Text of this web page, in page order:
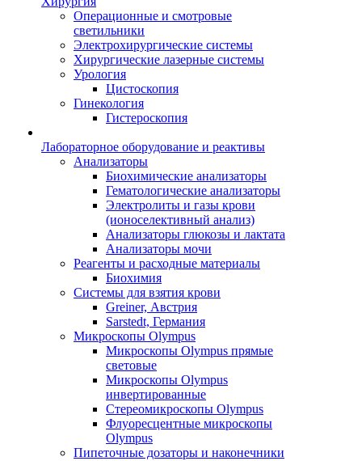
Операционные и смотровые
светильники
Электрохирургические системы
Хирургические лазерные системы
Урология
Цистоскопия
Гинекология
Гистероскопия
Лабораторное оборудование и реактивы
Анализаторы
Биохимические анализаторы
Гематологические анализаторы
Электролиты и газы крови
(ионоселективный анализ)
Анализаторы глюкозы и лактата
Анализаторы мочи
Реагенты и расходные материалы
Биохимия
Системы для взятия крови
Greiner, Австрия
Sarstedt, Германия
Микроскопы Olympus
Микроскопы Olympus прямые
световые
Микроскопы Olympus
инвертированные
Стереомикроскопы Olympus
Флуоресцентные микроскопы
Olympus
Пипеточные дозаторы и наконечники